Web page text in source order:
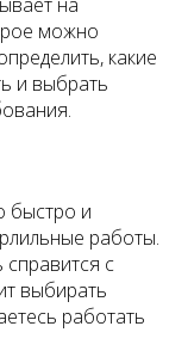
можно
какие
и выбрать
быстро и
работы.
с
выбирать
работать